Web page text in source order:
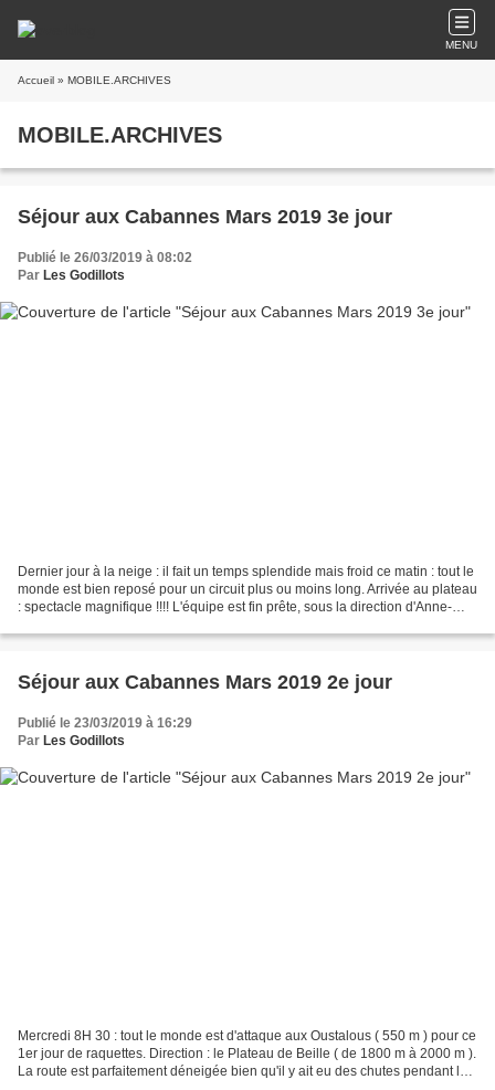
MENU
Accueil » MOBILE.ARCHIVES
MOBILE.ARCHIVES
Séjour aux Cabannes Mars 2019 3e jour
Publié le 26/03/2019 à 08:02
Par Les Godillots
Dernier jour à la neige : il fait un temps splendide mais froid ce matin : tout le
monde est bien reposé pour un circuit plus ou moins long. Arrivée au plateau
: spectacle magnifique !!!! L'équipe est fin prête, sous la direction d'Anne-
Séjour aux Cabannes Mars 2019 2e jour
Publié le 23/03/2019 à 16:29
Par Les Godillots
Mercredi 8H 30 : tout le monde est d'attaque aux Oustalous ( 550 m ) pour ce
1er jour de raquettes. Direction : le Plateau de Beille ( de 1800 m à 2000 m ).
La route est parfaitement déneigée bien qu'il y ait eu des chutes pendant la